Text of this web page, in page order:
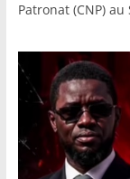
Patronat (CNP) au